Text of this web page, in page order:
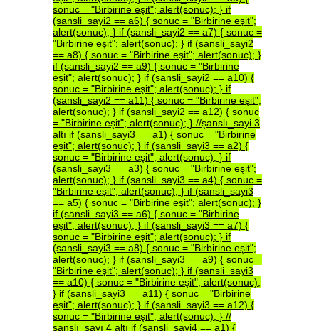
sonuc = "Birbirine eşit"; alert(sonuc); } if
(sansli_sayi2 == a6) { sonuc = "Birbirine eşit";
alert(sonuc); } if (sansli_sayi2 == a7) { sonuc =
"Birbirine eşit"; alert(sonuc); } if (sansli_sayi2
== a8) { sonuc = "Birbirine eşit"; alert(sonuc); }
if (sansli_sayi2 == a9) { sonuc = "Birbirine
eşit"; alert(sonuc); } if (sansli_sayi2 == a10) {
sonuc = "Birbirine eşit"; alert(sonuc); } if
(sansli_sayi2 == a11) { sonuc = "Birbirine eşit";
alert(sonuc); } if (sansli_sayi2 == a12) { sonuc
= "Birbirine eşit"; alert(sonuc); } //şanslı_sayi 3
altı if (sansli_sayi3 == a1) { sonuc = "Birbirine
eşit"; alert(sonuc); } if (sansli_sayi3 == a2) {
sonuc = "Birbirine eşit"; alert(sonuc); } if
(sansli_sayi3 == a3) { sonuc = "Birbirine eşit";
alert(sonuc); } if (sansli_sayi3 == a4) { sonuc =
"Birbirine eşit"; alert(sonuc); } if (sansli_sayi3
== a5) { sonuc = "Birbirine eşit"; alert(sonuc); }
if (sansli_sayi3 == a6) { sonuc = "Birbirine
eşit"; alert(sonuc); } if (sansli_sayi3 == a7) {
sonuc = "Birbirine eşit"; alert(sonuc); } if
(sansli_sayi3 == a8) { sonuc = "Birbirine eşit";
alert(sonuc); } if (sansli_sayi3 == a9) { sonuc =
"Birbirine eşit"; alert(sonuc); } if (sansli_sayi3
== a10) { sonuc = "Birbirine eşit"; alert(sonuc);
} if (sansli_sayi3 == a11) { sonuc = "Birbirine
eşit"; alert(sonuc); } if (sansli_sayi3 == a12) {
sonuc = "Birbirine eşit"; alert(sonuc); } //
şanslı_sayı 4 altı if (sansli_sayi4 == a1) {